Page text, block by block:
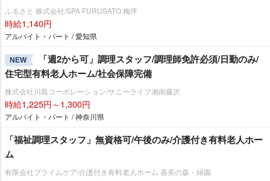
ふるさと 株式会社/SPA FURUSATO 梅坪
時給1,140円
アルバイト・パート / 愛知県
NEW
「週2から可」調理スタッフ/調理師免許必須/日勤のみ/
住宅型有料老人ホーム/社会保障完備
株式会社川島コーポレーション/サニーライフ湘南藤沢
時給1,225円～1,300円
アルバイト・パート / 神奈川県
「福祉調理スタッフ」無資格可/午後のみ/介護付き有料老人ホー
ム
有限会社プライムケア/介護付き有料老人ホーム 喜美の森・緑園